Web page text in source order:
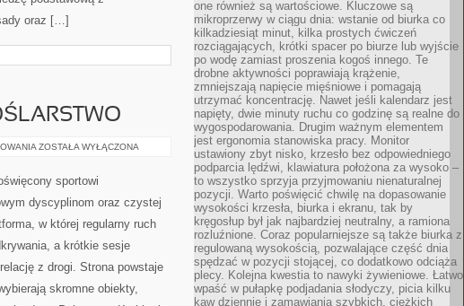
oraz […]
TECHNIKA
I
ZOSTAŁA WYŁĄCZONA
sportowi
dyscyplinom oraz czystej
w której regularny ruch
a krótkie sesje
z drogi. Strona powstaje
skromne obiekty,
one również są wartościowe. Kluczowe są
mikroprzerwy w ciągu dnia: wstanie od biurka co
kilkadziesiąt minut, kilka prostych ćwiczeń
rozciągających, krótki spacer po biurze lub wyjście
po wodę zamiast proszenia kogoś innego. Te
drobne aktywności poprawiają krążenie,
zmniejszają napięcie mięśniowe i pomagają
utrzymać koncentrację. Nawet jeśli kalendarz jest
napięty, dwie minuty ruchu co godzinę są realne do
wygospodarowania. Drugim ważnym elementem
jest ergonomia stanowiska pracy. Monitor
ustawiony zbyt nisko, krzesło bez odpowiedniego
podparcia lędźwi, klawiatura położona za wysoko –
to wszystko sprzyja przyjmowaniu nienaturalnej
pozycji. Warto poświęcić chwilę na dopasowanie
wysokości krzesła, biurka i ekranu, tak by
kręgosłup był jak najbardziej neutralny, a ramiona
rozluźnione. Coraz popularniejsze są także biurka z
regulowaną wysokością, pozwalające część dnia
spędzać w pozycji stojącej, co dodatkowo odciąża
plecy. Kolejna kwestia to nawyki żywieniowe. Łatwo
wpaść w pułapkę podjadania słodyczy, picia kilku
kaw dziennie i zamawiania szybkich, ciężkich